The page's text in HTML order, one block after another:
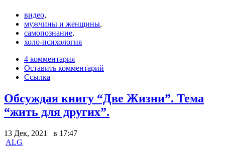
видео,
мужчины и женщины,
самопознание,
холо-психология
4 комментария
Оставить комментарий
Ссылка
Обсуждая книгу “Две Жизни”. Тема
“жить для других”.
13 Дек, 2021 в 17:47
ALG